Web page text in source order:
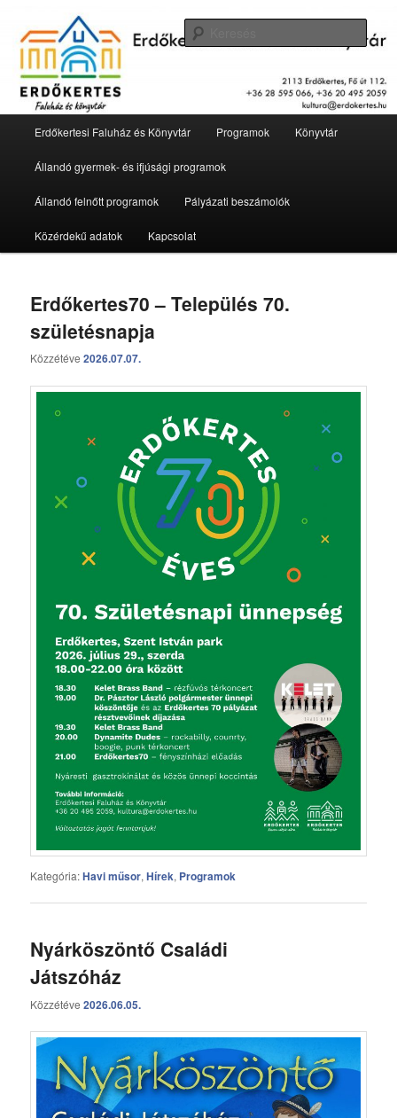
elsődleges
tartalomra
másodlagos
tartalomraErdőkertesi Faluház és Könyvtár
Erdőkertesi Faluház és Könyvtár Programok Könyvtár
Állandó gyermek- és ifjúsági programok
Állandó felnőtt programok Pályázati beszámolók
Közérdekű adatok Kapcsolat
Erdőkertes70 – Település 70.
születésnapja
Közzétéve2026.07.07.
Kategória:Havi műsor,Hírek, Programok
Nyárköszöntő Családi
Játszóház
Közzétéve2026.06.05.